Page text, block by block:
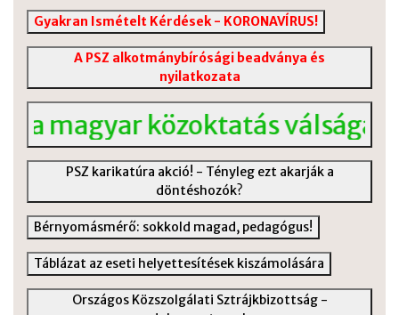
Gyakran Ismételt Kérdések - KORONAVÍRUS!
A PSZ alkotmánybírósági beadványa és
nyilatkozata
a magyar közoktatás válságáról
PSZ karikatúra akció! - Tényleg ezt akarják a
döntéshozók?
Bérnyomásmérő: sokkold magad, pedagógus!
Táblázat az eseti helyettesítések kiszámolására
Országos Közszolgálati Sztrájkbizottság -